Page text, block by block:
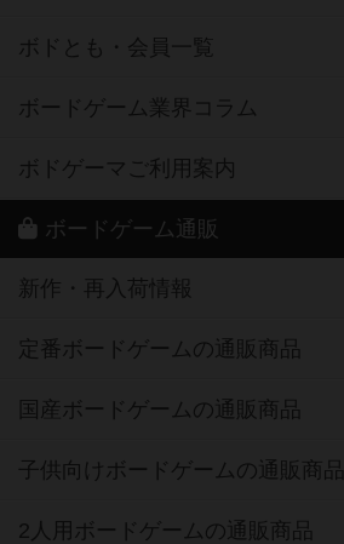
ボドとも・会員一覧
ボードゲーム業界コラム
ボドゲーマご利用案内
ボードゲーム通販
新作・再入荷情報
定番ボードゲームの通販商品
国産ボードゲームの通販商品
子供向けボードゲームの通販商品
2人用ボードゲームの通販商品